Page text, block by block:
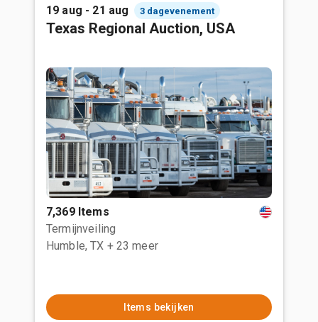
19 aug - 21 aug 3 dagevenement
Texas Regional Auction, USA
7,369 Items
Termijnveiling
Humble, TX + 23 meer
Items bekijken